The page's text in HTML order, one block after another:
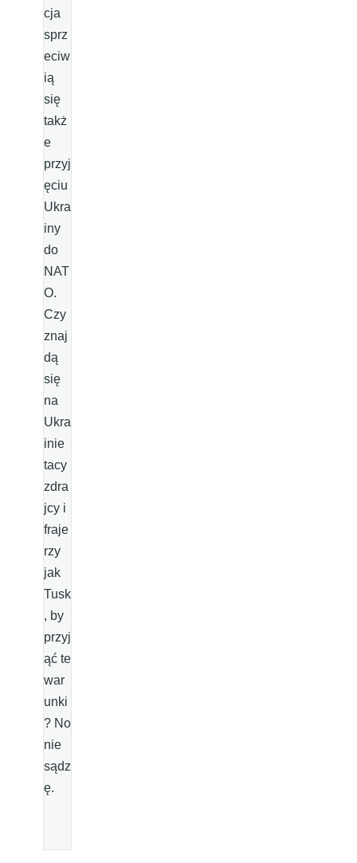
cja
sprz
eciw
ią
się
takż
e
przyj
ęciu
Ukra
iny
do
NAT
O.
Czy
znaj
dą
się
na
Ukra
inie
tacy
zdra
jcy i
fraje
rzy
jak
Tusk
, by
przyj
ąć te
war
unki
? No
nie
sądz
ę.